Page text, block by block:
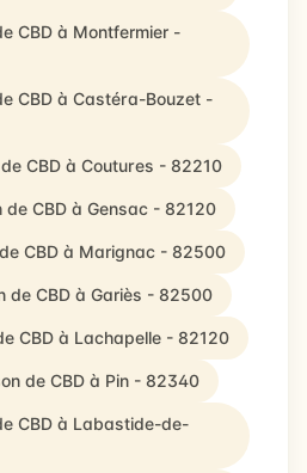
CBD à Montfermier -
CBD à Castéra-Bouzet -
CBD à Coutures - 82210
CBD à Gensac - 82120
CBD à Marignac - 82500
de CBD à Gariès - 82500
CBD à Lachapelle - 82120
de CBD à Pin - 82340
CBD à Labastide-de-